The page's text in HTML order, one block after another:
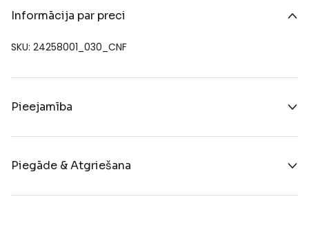
Informācija par preci
SKU: 24258001_030_CNF
Pieejamība
Piegāde & Atgriešana